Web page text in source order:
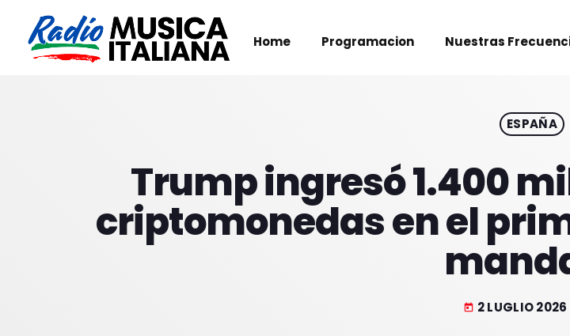
Home Programacion Nuestras
ESPAÑA
Trump ingresó 1.400
criptomonedas en el
today 2 LUGLIO 2026